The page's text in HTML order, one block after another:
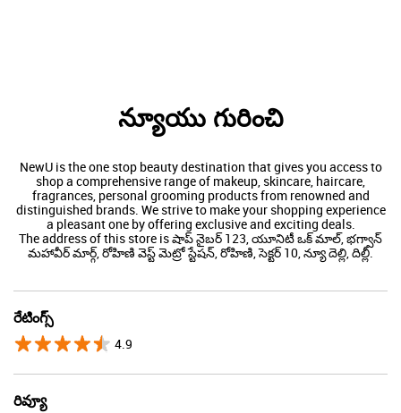
న్యూయు గురించి
NewU is the one stop beauty destination that gives you access to
shop a comprehensive range of makeup, skincare, haircare,
fragrances, personal grooming products from renowned and
distinguished brands. We strive to make your shopping experience
a pleasant one by offering exclusive and exciting deals.
The address of this store is షాప్ నైబర్ 123, యూనిటీ ఒక్ మాల్, భగ్వాన్
మహావీర్ మార్గ్, రోహిణి వెస్ట్ మెట్రో స్టేషన్, రోహిణి, సెక్టర్ 10, న్యూ దెల్లి, దిల్లీ.
రేటింగ్స్
4.9
రివ్యూ